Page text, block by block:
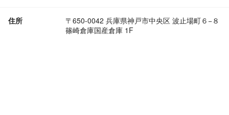
住所
〒650-0042 兵庫県神戸市中央区 波止場町６−８
篠崎倉庫国産倉庫 1F